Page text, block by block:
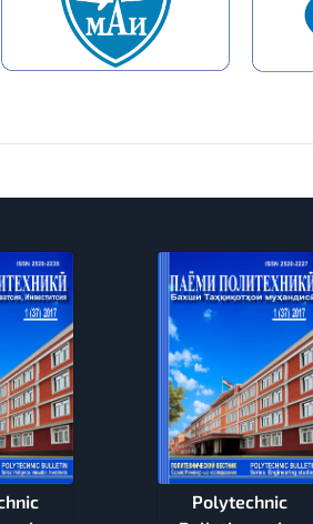
Polytechnic